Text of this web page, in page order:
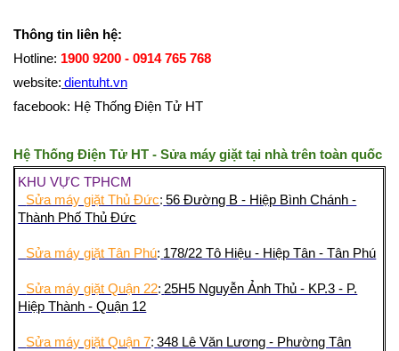
Thông tin liên hệ:
Hotline: 1900 9200 - 0914 765 768
website: dientuht.vn
facebook: Hệ Thống Điện Tử HT
Hệ Thống Điện Tử HT - Sửa máy giặt tại nhà trên toàn quốc
KHU VỰC TPHCM
Sửa máy giặt Thủ Đức: 56 Đường B - Hiệp Bình Chánh -
Thành Phố Thủ Đức
Sửa máy giặt Tân Phú: 178/22 Tô Hiệu - Hiệp Tân - Tân Phú
Sửa máy giặt Quận 22: 25H5 Nguyễn Ảnh Thủ - KP.3 - P.
Hiệp Thành - Quận 12
Sửa máy giặt Quận 7: 348 Lê Văn Lương - Phường Tân